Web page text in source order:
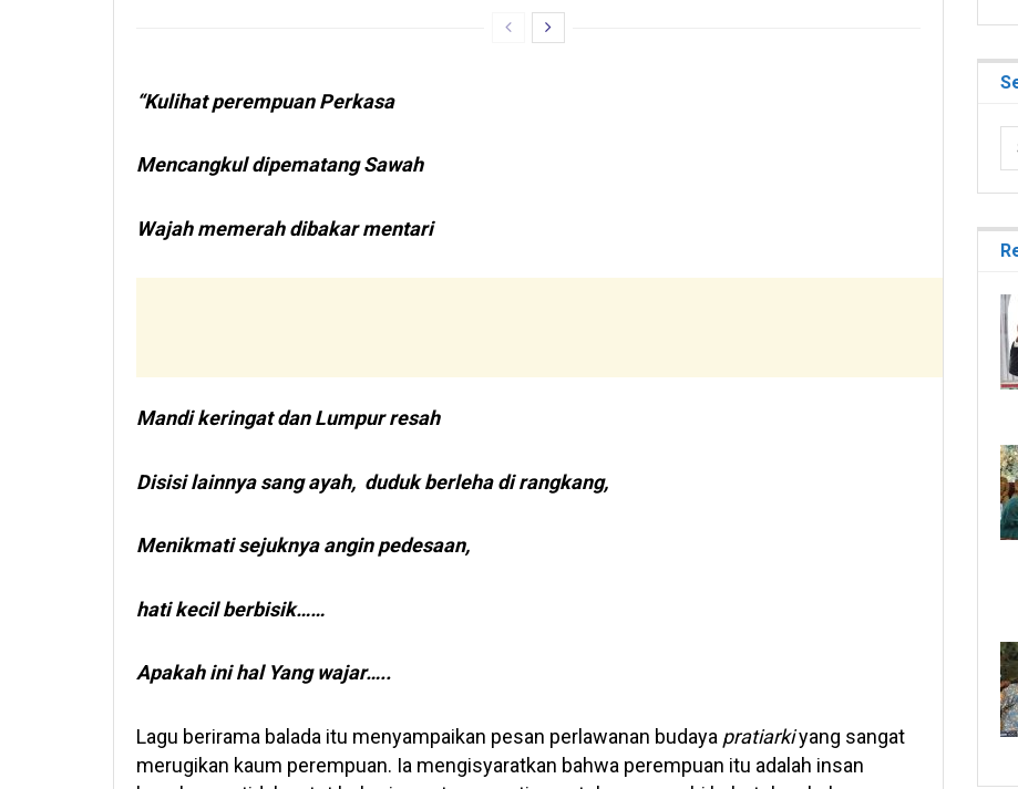
“Kulihat perempuan Perkasa
Mencangkul dipematang Sawah
Wajah memerah dibakar mentari
Mandi keringat dan Lumpur resah
Disisi lainnya sang ayah, duduk berleha di rangkang,
Menikmati sejuknya angin pedesaan,
hati kecil berbisik……
Apakah ini hal Yang wajar…..
Lagu berirama balada itu menyampaikan pesan perlawanan budaya pratiarkiyang sangat
merugikan kaum perempuan. Ia mengisyaratkan bahwa perempuan itu adalah insan